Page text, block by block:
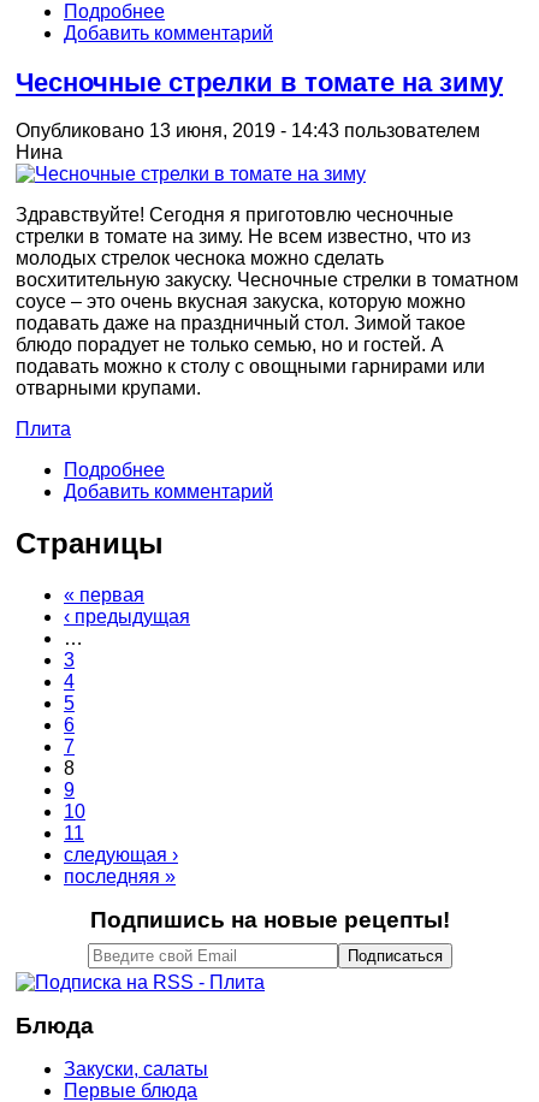
Подробнее
Добавить комментарий
Чесночные стрелки в томате на зиму
Опубликовано 13 июня, 2019 - 14:43 пользователем
Нина
Здравствуйте! Сегодня я приготовлю чесночные
стрелки в томате на зиму. Не всем известно, что из
молодых стрелок чеснока можно сделать
восхитительную закуску. Чесночные стрелки в томатном
соусе – это очень вкусная закуска, которую можно
подавать даже на праздничный стол. Зимой такое
блюдо порадует не только семью, но и гостей. А
подавать можно к столу с овощными гарнирами или
отварными крупами.
Плита
Подробнее
Добавить комментарий
Страницы
« первая
‹ предыдущая
…
3
4
5
6
7
8
9
10
11
следующая ›
последняя »
Подпишись на новые рецепты!
Блюда
Закуски, салаты
Первые блюда